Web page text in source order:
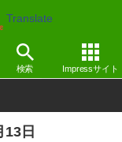
Translate
検索 Impressサイト
ート
日